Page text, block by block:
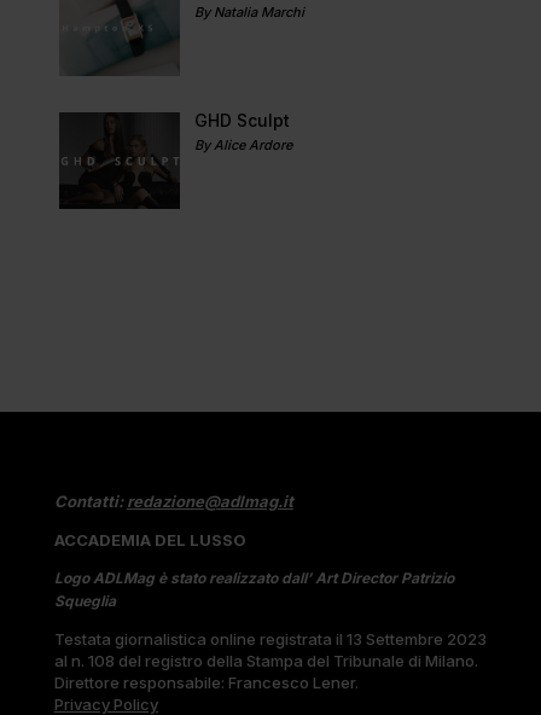
By Natalia Marchi
GHD Sculpt
By Alice Ardore
Contatti:redazione@adlmag.it
ACCADEMIA DEL LUSSO
Logo ADLMag è stato realizzato dall’ Art Director Patrizio
Squeglia
Testata giornalistica online registrata il 13 Settembre 2023
al n. 108 del registro della Stampa del Tribunale di Milano.
Direttore responsabile: Francesco Lener.
Privacy Policy